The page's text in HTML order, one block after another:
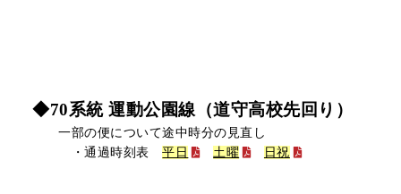
◆70系統 運動公園線（道守高校先回り）
一部の便について途中時分の見直し
・通過時刻表平日 土曜 日祝